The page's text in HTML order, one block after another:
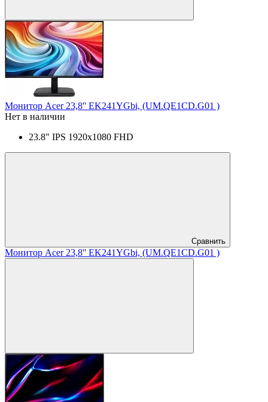
Монитор Acer 23,8'' EK241YGbi, (UM.QE1CD.G01 )
Нет в наличии
23.8" IPS 1920x1080 FHD
Сравнить
Монитор Acer 23,8'' EK241YGbi, (UM.QE1CD.G01 )